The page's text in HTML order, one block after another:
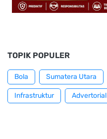
TOPIK POPULER
Bola Sumatera Utara
Infrastruktur Advertorial